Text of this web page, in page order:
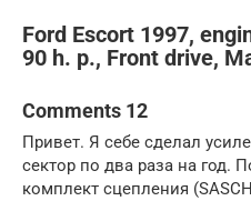
Ford Escort 1997,
90 h. p., Front drive,
Comments 12
Привет. Я себе сделал
сектор по два раза на год.
комплект сцепления